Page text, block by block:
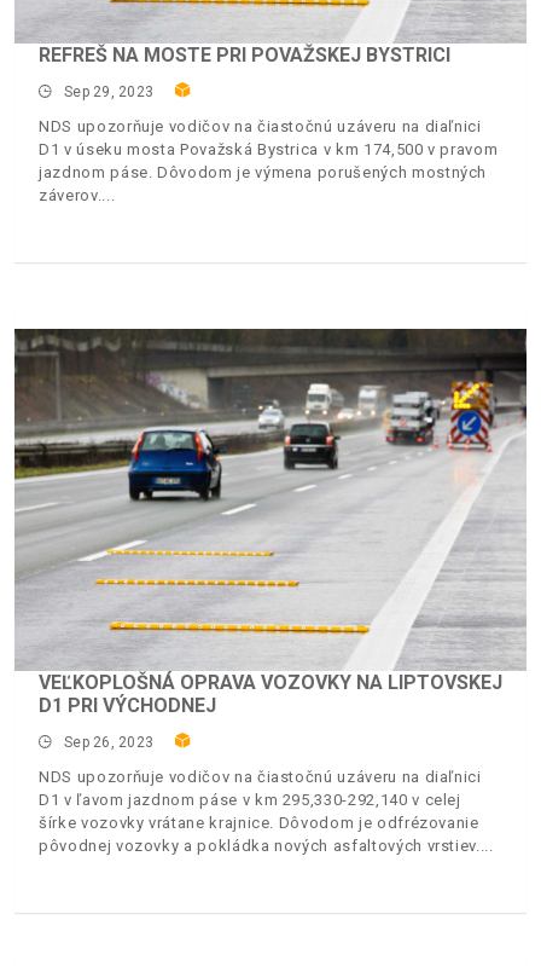
REFREŠ NA MOSTE PRI POVAŽSKEJ BYSTRICI
Sep 29, 2023
NDS upozorňuje vodičov na čiastočnú uzáveru na diaľnici
D1 v úseku mosta Považská Bystrica v km 174,500 v pravom
jazdnom páse. Dôvodom je výmena porušených mostných
záverov.
VEĽKOPLOŠNÁ OPRAVA VOZOVKY NA LIPTOVSKEJ
D1 PRI VÝCHODNEJ
Sep 26, 2023
NDS upozorňuje vodičov na čiastočnú uzáveru na diaľnici
D1 v ľavom jazdnom páse v km 295,330-292,140 v celej
šírke vozovky vrátane krajnice. Dôvodom je odfrézovanie
pôvodnej vozovky a pokládka nových asfaltových vrstiev.